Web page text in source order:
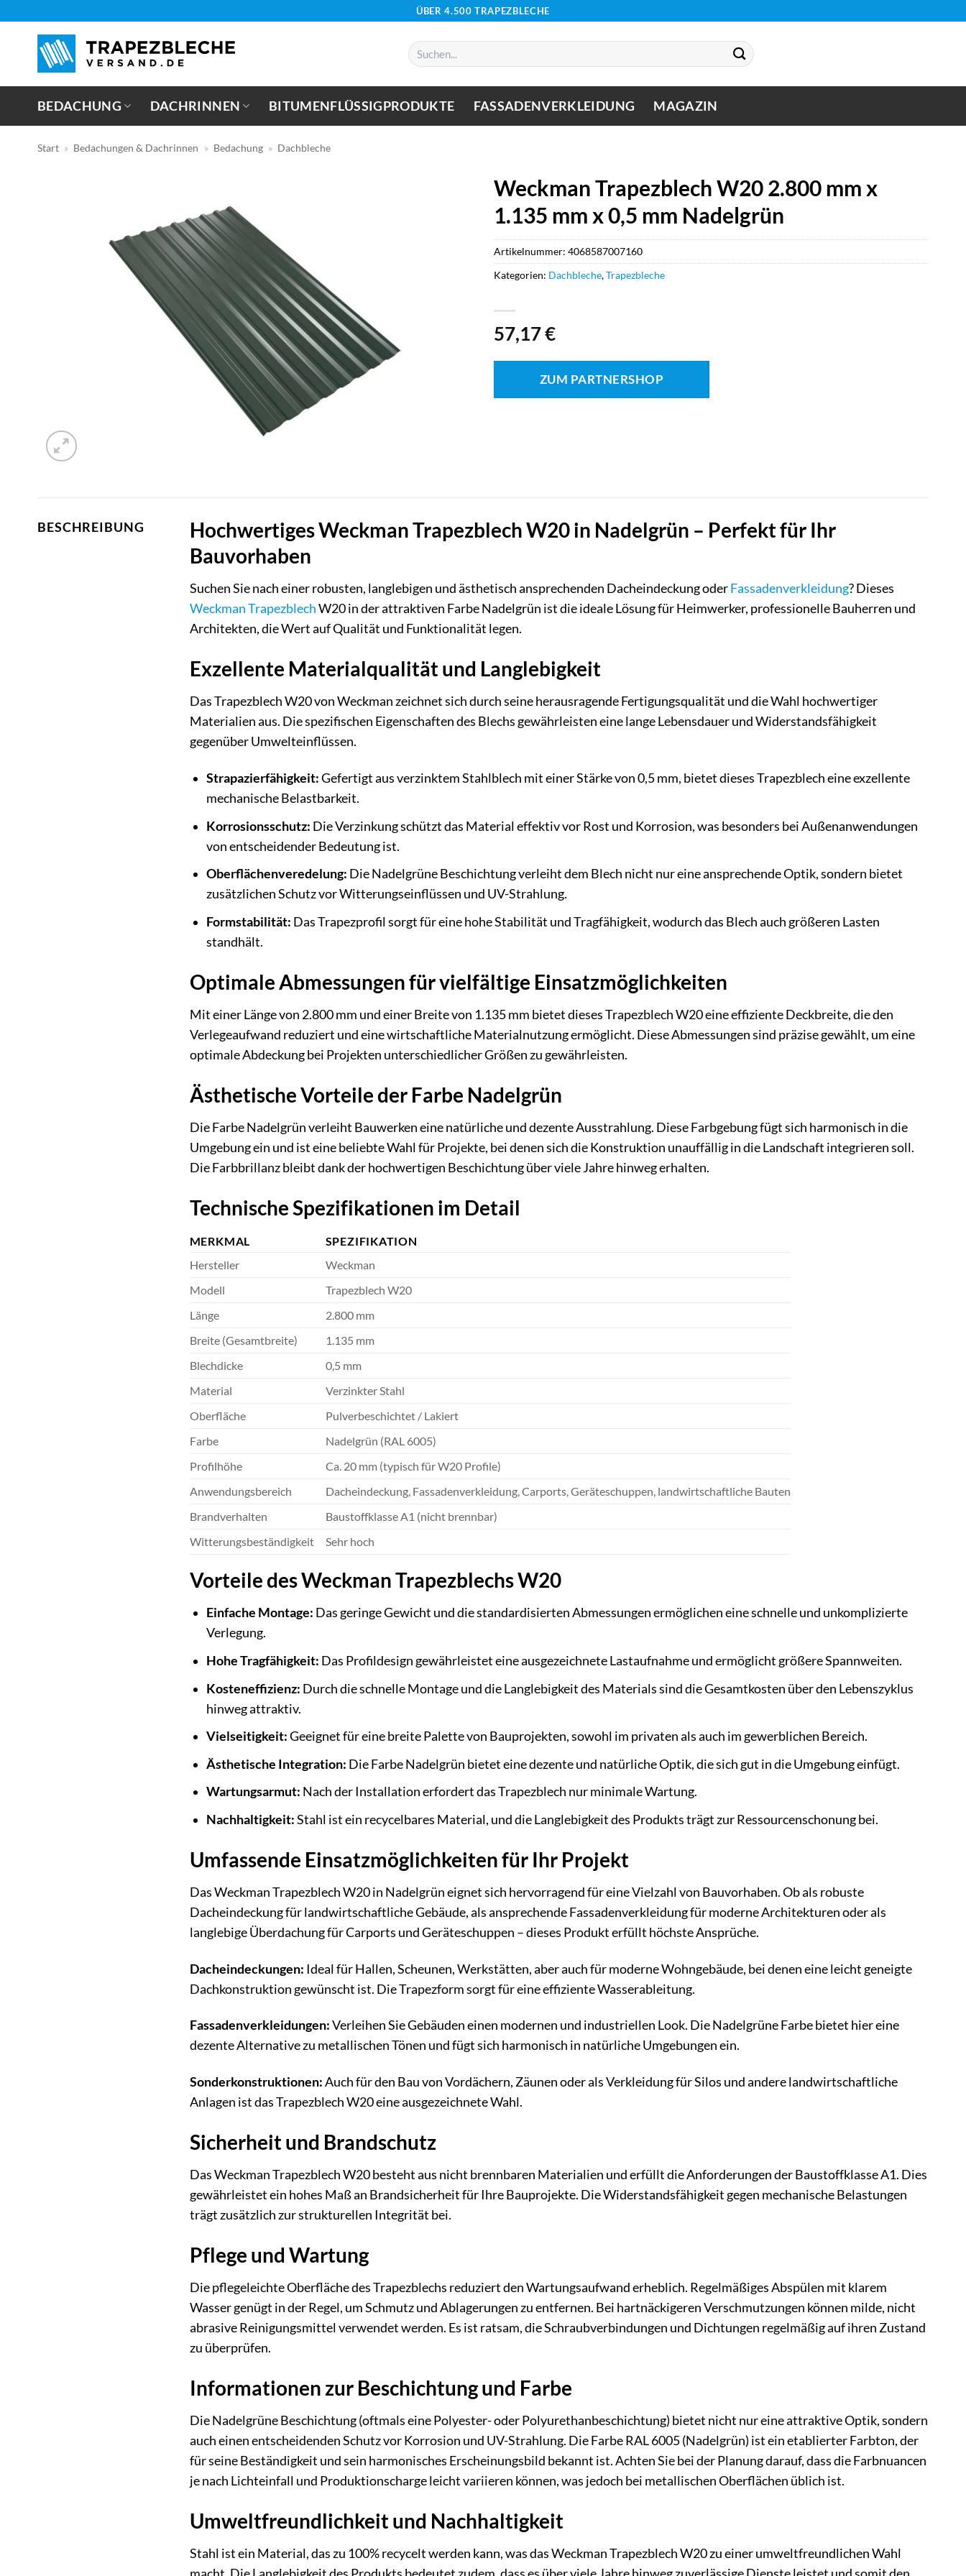
springen
ÜBER 4.500 TRAPEZBLECHE
Suchen
nach:
BEDACHUNG DACHRINNEN BITUMENFLÜSSIGPRODUKTE FASSADENVERKLEIDUNG MAGAZIN
Start » Bedachungen & Dachrinnen » Bedachung » Dachbleche
Weckman Trapezblech W20 2.800 mm x
1.135 mm x 0,5 mm Nadelgrün
57,17€
ZUM PARTNERSHOP
Artikelnummer: 4068587007160
Kategorien: Dachbleche,Trapezbleche
BESCHREIBUNG
Hochwertiges Weckman Trapezblech W20 in Nadelgrün – Perfekt für Ihr
Bauvorhaben
Suchen Sie nach einer robusten, langlebigen und ästhetisch ansprechenden Dacheindeckung oderFassadenverkleidung? Dieses
WeckmanTrapezblechW20 in der attraktiven Farbe Nadelgrün ist die ideale Lösung für Heimwerker, professionelle Bauherren und
Architekten, die Wert auf Qualität und Funktionalität legen.
Exzellente Materialqualität und Langlebigkeit
Das Trapezblech W20 von Weckman zeichnet sich durch seine herausragende Fertigungsqualität und die Wahl hochwertiger
Materialien aus. Die spezifischen Eigenschaften des Blechs gewährleisten eine lange Lebensdauer und Widerstandsfähigkeit
gegenüber Umwelteinflüssen.
Strapazierfähigkeit:Gefertigt aus verzinktem Stahlblech mit einer Stärke von 0,5 mm, bietet dieses Trapezblech eine exzellente
mechanische Belastbarkeit.
Korrosionsschutz: Die Verzinkung schützt das Material effektiv vor Rost und Korrosion, was besonders bei Außenanwendungen
von entscheidender Bedeutung ist.
Oberflächenveredelung: Die Nadelgrüne Beschichtung verleiht dem Blech nicht nur eine ansprechende Optik, sondern bietet
zusätzlichen Schutz vor Witterungseinflüssen und UV-Strahlung.
Formstabilität: Das Trapezprofil sorgt für eine hohe Stabilität und Tragfähigkeit, wodurch das Blech auch größeren Lasten
standhält.
Optimale Abmessungen für vielfältige Einsatzmöglichkeiten
Mit einer Länge von 2.800 mm und einer Breite von 1.135 mm bietet dieses Trapezblech W20 eine effiziente Deckbreite, die den
Verlegeaufwand reduziert und eine wirtschaftliche Materialnutzung ermöglicht. Diese Abmessungen sind präzise gewählt, um eine
optimale Abdeckung bei Projekten unterschiedlicher Größen zu gewährleisten.
Ästhetische Vorteile der Farbe Nadelgrün
Die Farbe Nadelgrün verleiht Bauwerken eine natürliche und dezente Ausstrahlung. Diese Farbgebung fügt sich harmonisch in die
Umgebung ein und ist eine beliebte Wahl für Projekte, bei denen sich die Konstruktion unauffällig in die Landschaft integrieren soll.
Die Farbbrillanz bleibt dank der hochwertigen Beschichtung über viele Jahre hinweg erhalten.
Technische Spezifikationen im Detail
MERKMAL
SPEZIFIKATION
Hersteller
Weckman
Modell
Trapezblech W20
Länge
2.800 mm
Breite (Gesamtbreite)
1.135 mm
Blechdicke
0,5 mm
Material
Verzinkter Stahl
Oberfläche
Pulverbeschichtet / Lakiert
Farbe
Nadelgrün (RAL 6005)
Profilhöhe
Ca. 20 mm (typisch für W20 Profile)
Anwendungsbereich
Dacheindeckung, Fassadenverkleidung, Carports, Geräteschuppen, landwirtschaftliche Bauten
Brandverhalten
Baustoffklasse A1 (nicht brennbar)
Witterungsbeständigkeit
Sehr hoch
Vorteile des Weckman Trapezblechs W20
Einfache Montage: Das geringe Gewicht und die standardisierten Abmessungen ermöglichen eine schnelle und unkomplizierte
Verlegung.
Hohe Tragfähigkeit: Das Profildesign gewährleistet eine ausgezeichnete Lastaufnahme und ermöglicht größere Spannweiten.
Kosteneffizienz: Durch die schnelle Montage und die Langlebigkeit des Materials sind die Gesamtkosten über den Lebenszyklus
hinweg attraktiv.
Vielseitigkeit:Geeignet für eine breite Palette von Bauprojekten, sowohl im privaten als auch im gewerblichen Bereich.
Ästhetische Integration: Die Farbe Nadelgrün bietet eine dezente und natürliche Optik, die sich gut in die Umgebung einfügt.
Wartungsarmut: Nach der Installation erfordert das Trapezblech nur minimale Wartung.
Nachhaltigkeit:Stahl ist ein recycelbares Material, und die Langlebigkeit des Produkts trägt zur Ressourcenschonung bei.
Umfassende Einsatzmöglichkeiten für Ihr Projekt
Das Weckman Trapezblech W20 in Nadelgrün eignet sich hervorragend für eine Vielzahl von Bauvorhaben. Ob als robuste
Dacheindeckung für landwirtschaftliche Gebäude, als ansprechende Fassadenverkleidung für moderne Architekturen oder als
langlebige Überdachung für Carports und Geräteschuppen – dieses Produkt erfüllt höchste Ansprüche.
Dacheindeckungen: Ideal für Hallen, Scheunen, Werkstätten, aber auch für moderne Wohngebäude, bei denen eine leicht geneigte
Dachkonstruktion gewünscht ist. Die Trapezform sorgt für eine effiziente Wasserableitung.
Fassadenverkleidungen:Verleihen Sie Gebäuden einen modernen und industriellen Look. Die Nadelgrüne Farbe bietet hier eine
dezente Alternative zu metallischen Tönen und fügt sich harmonisch in natürliche Umgebungen ein.
Sonderkonstruktionen:Auch für den Bau von Vordächern, Zäunen oder als Verkleidung für Silos und andere landwirtschaftliche
Anlagen ist das Trapezblech W20 eine ausgezeichnete Wahl.
Sicherheit und Brandschutz
Das Weckman Trapezblech W20 besteht aus nicht brennbaren Materialien und erfüllt die Anforderungen der Baustoffklasse A1. Dies
gewährleistet ein hohes Maß an Brandsicherheit für Ihre Bauprojekte. Die Widerstandsfähigkeit gegen mechanische Belastungen
trägt zusätzlich zur strukturellen Integrität bei.
Pflege und Wartung
Die pflegeleichte Oberfläche des Trapezblechs reduziert den Wartungsaufwand erheblich. Regelmäßiges Abspülen mit klarem
Wasser genügt in der Regel, um Schmutz und Ablagerungen zu entfernen. Bei hartnäckigeren Verschmutzungen können milde, nicht
abrasive Reinigungsmittel verwendet werden. Es ist ratsam, die Schraubverbindungen und Dichtungen regelmäßig auf ihren Zustand
zu überprüfen.
Informationen zur Beschichtung und Farbe
Die Nadelgrüne Beschichtung (oftmals eine Polyester- oder Polyurethanbeschichtung) bietet nicht nur eine attraktive Optik, sondern
auch einen entscheidenden Schutz vor Korrosion und UV-Strahlung. Die Farbe RAL 6005 (Nadelgrün) ist ein etablierter Farbton, der
für seine Beständigkeit und sein harmonisches Erscheinungsbild bekannt ist. Achten Sie bei der Planung darauf, dass die Farbnuancen
je nach Lichteinfall und Produktionscharge leicht variieren können, was jedoch bei metallischen Oberflächen üblich ist.
Umweltfreundlichkeit und Nachhaltigkeit
Stahl ist ein Material, das zu 100% recycelt werden kann, was das Weckman Trapezblech W20 zu einer umweltfreundlichen Wahl